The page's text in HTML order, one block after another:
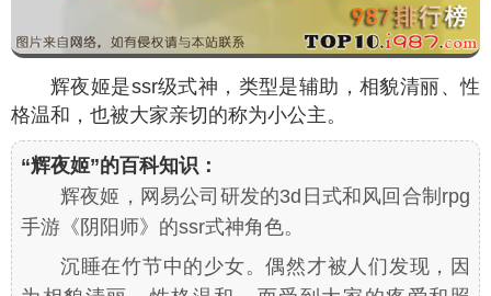
辉夜姬是ssr级式神，类型是辅助，相貌清丽、性
格温和，也被大家亲切的称为小公主。
“辉夜姬”的百科知识：
辉夜姬，网易公司研发的3d日式和风回合制rpg
手游《阴阳师》的ssr式神角色。
沉睡在竹节中的少女。偶然才被人们发现，因